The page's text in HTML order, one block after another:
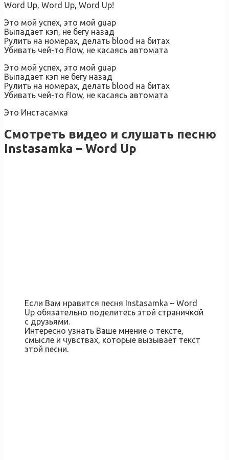
Word Up, Word Up, Word Up!
Это мой успех, это мой guap
Выпадает кэп, не бегу назад
Рулить на номерах, делать blood на битах
Убивать чей-то flow, не касаясь автомата
Это мой успех, это мой guap
Выпадает кэп не бегу назад
Рулить на номерах, делать blood на битах
Убивать чей-то flow, не касаясь автомата
Это Инстасамка
Смотреть видео и слушать песню
Instasamka – Word Up
Если Вам нравится песня Instasamka – Word
Up обязательно поделитесь этой страничкой
с друзьями.
Интересно узнать Ваше мнение о тексте,
смысле и чувствах, которые вызывает текст
этой песни.